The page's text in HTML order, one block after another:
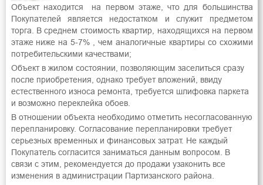
Объект находится на первом этаже, что для большинства
Покупателей является недостатком и служит предметом
торга. В среднем стоимость квартир, находящихся на первом
этаже ниже на 5-7% , чем аналогичные квартиры со схожими
потребительскими качествами;
Объект в жилом состоянии, позволяющим заселиться сразу
после приобретения, однако требует вложений, ввиду
естественного износа ремонта, требуется шлифовка паркета
и возможно переклейка обоев.
В отношении объекта необходимо отметить несогласованную
перепланировку. Согласование перепланировки требует
серьезных временных и финансовых затрат. Не каждый
Покупатель согласится заниматься данным вопросом. В
связи с этим, рекомендуется до продажи узаконить все
изменения в администрации Партизанского района.